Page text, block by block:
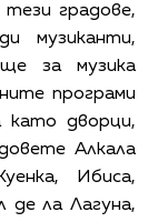
тези градове,
музиканти,
за музика
програми
като дворци,
Алкала
Ибиса,
де ла Лагуна,